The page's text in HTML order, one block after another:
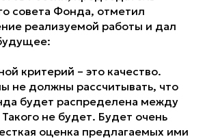
совета Фонда, отметил
реализуемой работы и дал
критерий – это качество.
не должны рассчитывать, что
будет распределена между
не будет. Будет очень
оценка предлагаемых ими